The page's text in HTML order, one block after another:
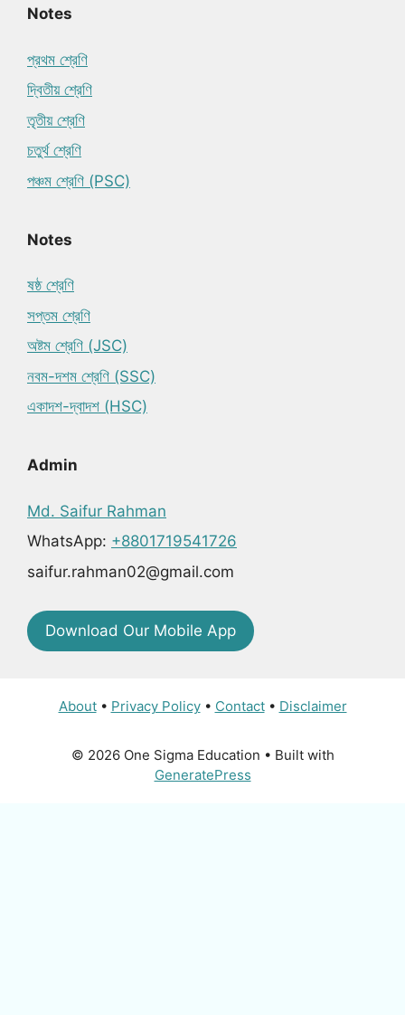
Notes
প্রথম শ্রেণি
দ্বিতীয় শ্রেণি
তৃতীয় শ্রেণি
চতুর্থ শ্রেণি
পঞ্চম শ্রেণি (PSC)
Notes
ষষ্ঠ শ্রেণি
সপ্তম শ্রেণি
অষ্টম শ্রেণি (JSC)
নবম-দশম শ্রেণি (SSC)
একাদশ-দ্বাদশ (HSC)
Admin
Md. Saifur Rahman
WhatsApp: +8801719541726
saifur.rahman02@gmail.com
Download Our Mobile App
About• Privacy Policy• Contact• Disclaimer
© 2026 One Sigma Education • Built with
GeneratePress